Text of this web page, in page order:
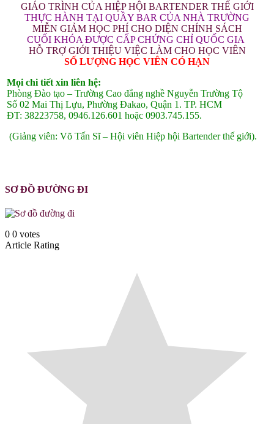
GIÁO TRÌNH CỦA HIỆP HỘI BARTENDER THẾ GIỚI
THỰC HÀNH TẠI QUẦY BAR CỦA NHÀ TRƯỜNG
MIỄN GIẢM HỌC PHÍ CHO DIỆN CHÍNH SÁCH
CUỐI KHÓA ĐƯỢC CẤP CHỨNG CHỈ QUỐC GIA
HỖ TRỢ GIỚI THIỆU VIỆC LÀM CHO HỌC VIÊN
SỐ LƯỢNG HỌC VIÊN CÓ HẠN
Mọi chi tiết xin liên hệ:
Phòng Đào tạo – Trường Cao đẳng nghề Nguyễn Trường Tộ
Số 02 Mai Thị Lựu, Phường Đakao, Quận 1. TP. HCM
ĐT: 38223758, 0946.126.601 hoặc 0903.745.155.
(Giảng viên: Võ Tấn Sĩ – Hội viên Hiệp hội Bartender thế giới).
SƠ ĐỒ ĐƯỜNG ĐI
0 0 votes
Article Rating